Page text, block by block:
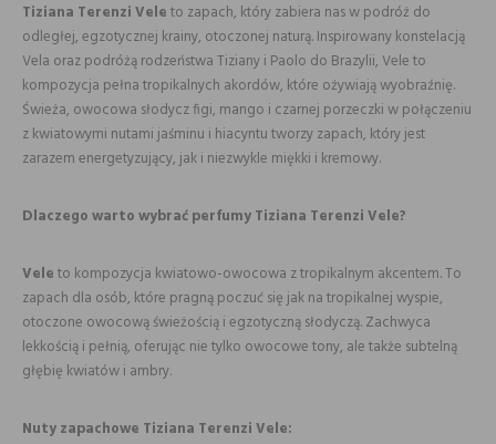
Tiziana Terenzi Veleto zapach, który zabiera nas w podróż do
odległej, egzotycznej krainy, otoczonej naturą. Inspirowany konstelacją
Vela oraz podróżą rodzeństwa Tiziany i Paolo do Brazylii, Vele to
kompozycja pełna tropikalnych akordów, które ożywiają wyobraźnię.
Świeża, owocowa słodycz figi, mango i czarnej porzeczki w połączeniu
z kwiatowymi nutami jaśminu i hiacyntu tworzy zapach, który jest
zarazem energetyzujący, jak i niezwykle miękki i kremowy.
Dlaczego warto wybrać perfumy Tiziana Terenzi Vele?
Veleto kompozycja kwiatowo-owocowa z tropikalnym akcentem. To
zapach dla osób, które pragną poczuć się jak na tropikalnej wyspie,
otoczone owocową świeżością i egzotyczną słodyczą. Zachwyca
lekkością i pełnią, oferując nie tylko owocowe tony, ale także subtelną
głębię kwiatów i ambry.
Nuty zapachowe Tiziana Terenzi Vele: